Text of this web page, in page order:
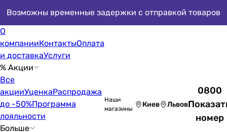
Возможны временные задержки с отправкой товаров
О
компанииКонтактыОплата
и доставкаУслуги
% Акции
Все
акцииУценкаРаспродажа
до -50%Программа
лояльности
Больше
Наши
магазины
Киев Львов
0800
номер